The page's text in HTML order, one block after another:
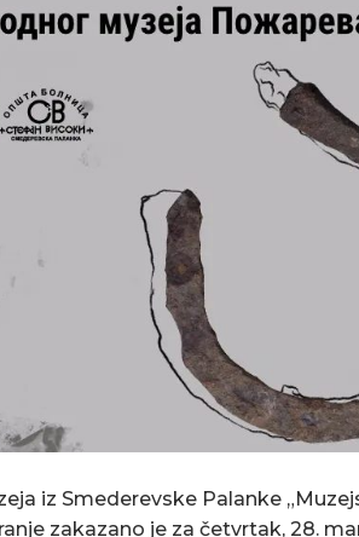
iz Smederevske Palanke
zakazano je za četvrtak, 28.